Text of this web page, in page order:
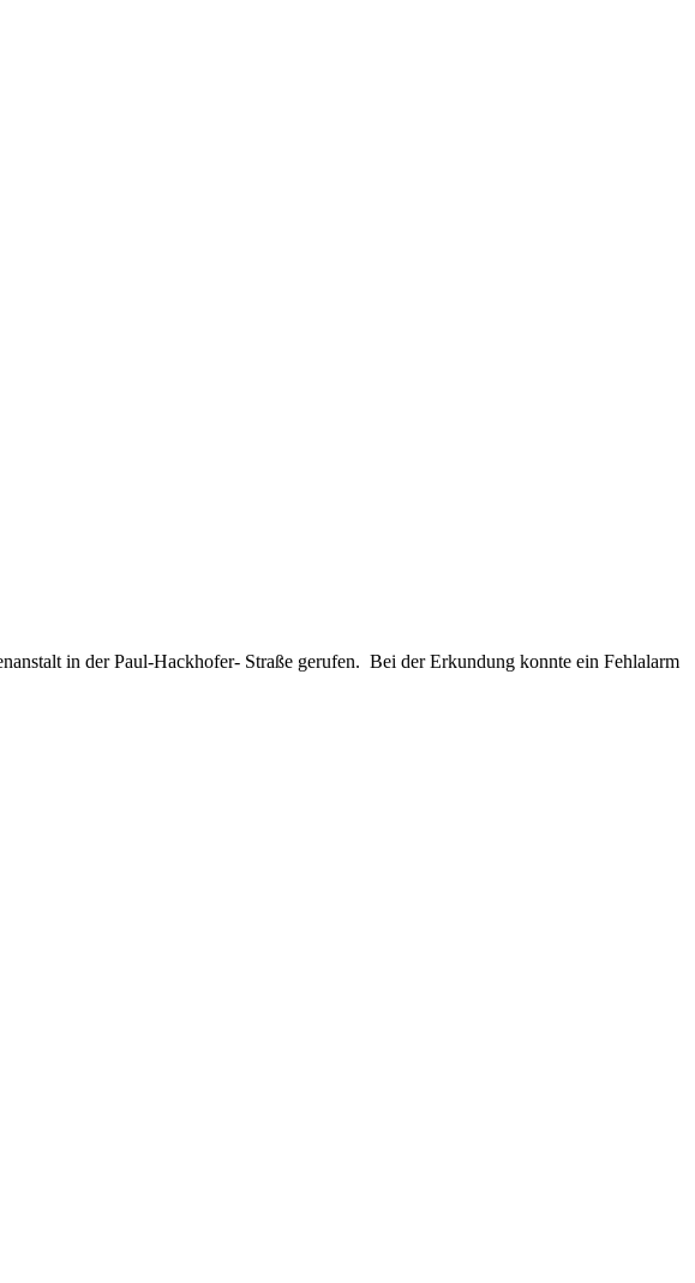
in der Paul-Hackhofer- Straße gerufen. Bei der Erkundung konnte ein Fehlalarm